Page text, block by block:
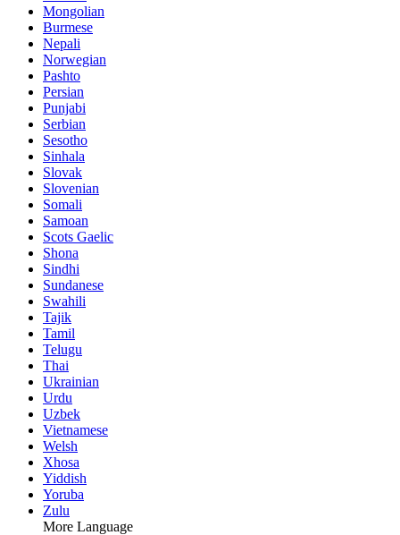
Mongolian
Burmese
Nepali
Norwegian
Pashto
Persian
Punjabi
Serbian
Sesotho
Sinhala
Slovak
Slovenian
Somali
Samoan
Scots Gaelic
Shona
Sindhi
Sundanese
Swahili
Tajik
Tamil
Telugu
Thai
Ukrainian
Urdu
Uzbek
Vietnamese
Welsh
Xhosa
Yiddish
Yoruba
Zulu
More Language